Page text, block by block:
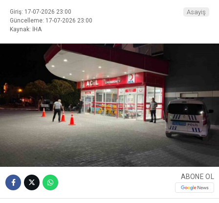
Giriş: 17-07-2026 23:00
Güncelleme: 17-07-2026 23:00
Kaynak: İHA
Asayiş
ABONE OL